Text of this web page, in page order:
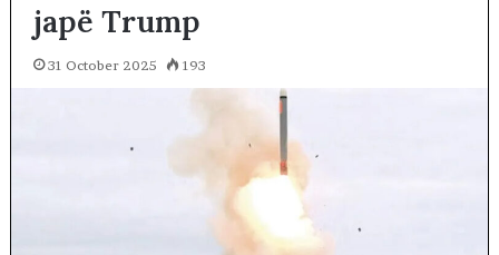
japë Trump
31 October 2025 193